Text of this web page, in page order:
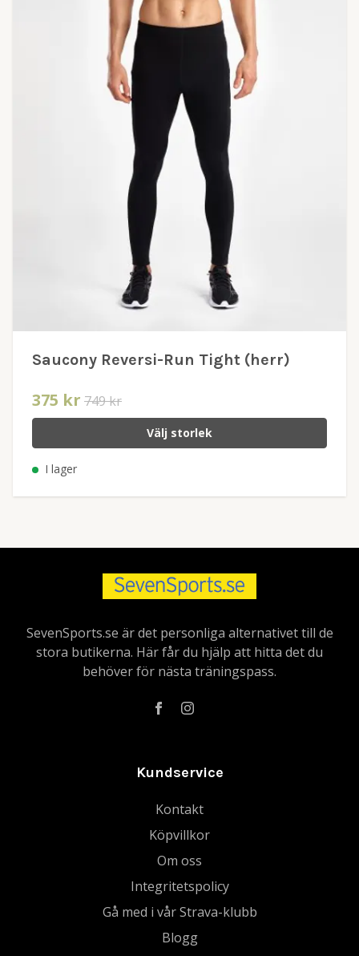
Saucony Reversi-Run Tight (herr)
375 kr 749 kr
Välj storlek
I lager
SevenSports.se är det personliga alternativet till de
stora butikerna. Här får du hjälp att hitta det du
behöver för nästa träningspass.
Kundservice
Kontakt
Köpvillkor
Om oss
Integritetspolicy
Gå med i vår Strava-klubb
Blogg